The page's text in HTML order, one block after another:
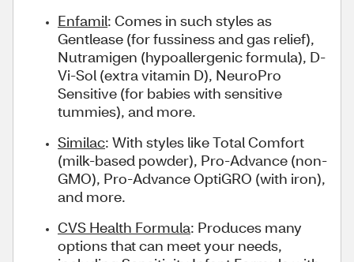
Enfamil: Comes in such styles as
Gentlease (for fussiness and gas relief),
Nutramigen (hypoallergenic formula), D-
Vi-Sol (extra vitamin D), NeuroPro
Sensitive (for babies with sensitive
tummies), and more.
Similac: With styles like Total Comfort
(milk-based powder), Pro-Advance (non-
GMO), Pro-Advance OptiGRO (with iron),
and more.
CVS Health Formula: Produces many
options that can meet your needs,